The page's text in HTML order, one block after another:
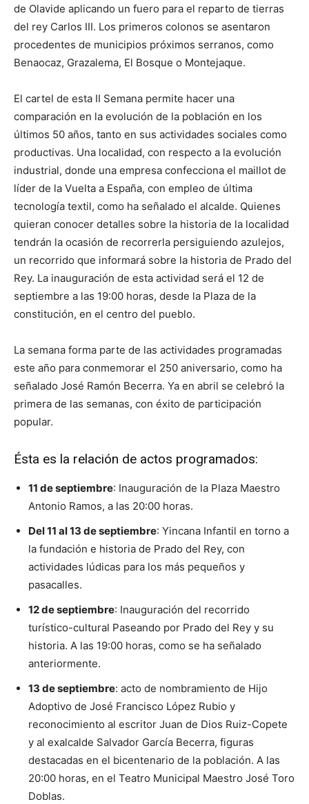
de Olavide aplicando un fuero para el reparto de tierras
del rey Carlos III. Los primeros colonos se asentaron
procedentes de municipios próximos serranos, como
Benaocaz, Grazalema, El Bosque o Montejaque.
El cartel de esta II Semana permite hacer una
comparación en la evolución de la población en los
últimos 50 años, tanto en sus actividades sociales como
productivas. Una localidad, con respecto a la evolución
industrial, donde una empresa confecciona el maillot de
líder de la Vuelta a España, con empleo de última
tecnología textil, como ha señalado el alcalde. Quienes
quieran conocer detalles sobre la historia de la localidad
tendrán la ocasión de recorrerla persiguiendo azulejos,
un recorrido que informará sobre la historia de Prado del
Rey. La inauguración de esta actividad será el 12 de
septiembre a las 19:00 horas, desde la Plaza de la
constitución, en el centro del pueblo.
La semana forma parte de las actividades programadas
este año para conmemorar el 250 aniversario, como ha
señalado José Ramón Becerra. Ya en abril se celebró la
primera de las semanas, con éxito de participación
popular.
Ésta es la relación de actos programados:
11 de septiembre: Inauguración de la Plaza Maestro
Antonio Ramos, a las 20:00 horas.
Del 11 al 13 de septiembre: Yincana Infantil en torno a
la fundación e historia de Prado del Rey, con
actividades lúdicas para los más pequeños y
pasacalles.
12 de septiembre: Inauguración del recorrido
turístico-cultural Paseando por Prado del Rey y su
historia. A las 19:00 horas, como se ha señalado
anteriormente.
13 de septiembre: acto de nombramiento de Hijo
Adoptivo de José Francisco López Rubio y
reconocimiento al escritor Juan de Dios Ruiz-Copete
y al exalcalde Salvador García Becerra, figuras
destacadas en el bicentenario de la población. A las
20:00 horas, en el Teatro Municipal Maestro José Toro
Doblas.